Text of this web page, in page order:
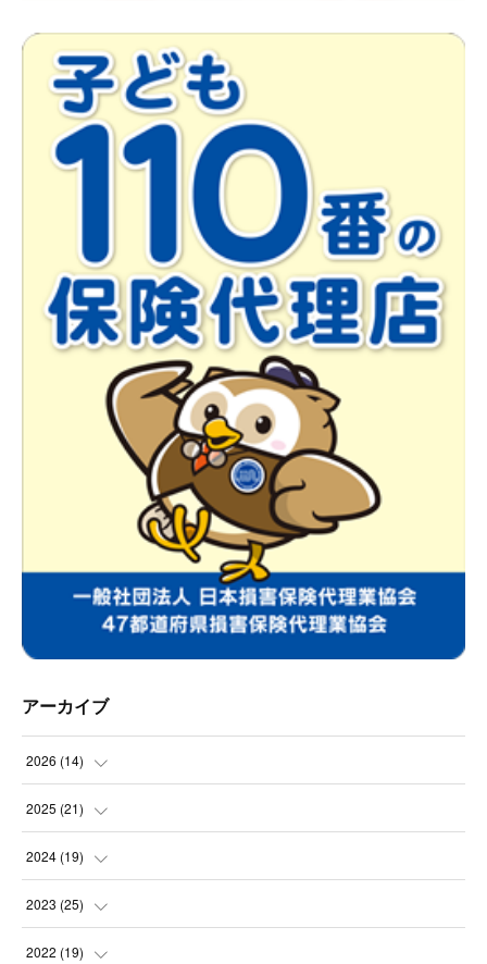
アーカイブ
2026 (14)
(2
(1
(1
(2
2025 (21)
(3
(2
(2
2024 (19)
(2
(2
2023 (25)
(2
2022 (19)